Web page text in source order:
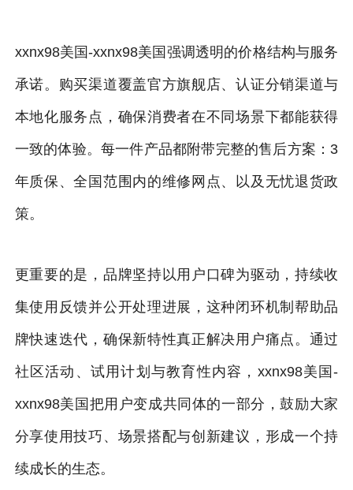
xxnx98美国-xxnx98美国强调透明的价格结构与服务
承诺。购买渠道覆盖官方旗舰店、认证分销渠道与
本地化服务点，确保消费者在不同场景下都能获得
一致的体验。每一件产品都附带完整的售后方案：3
年质保、全国范围内的维修网点、以及无忧退货政
策。
更重要的是，品牌坚持以用户口碑为驱动，持续收
集使用反馈并公开处理进展，这种闭环机制帮助品
牌快速迭代，确保新特性真正解决用户痛点。通过
社区活动、试用计划与教育性内容，xxnx98美国-
xxnx98美国把用户变成共同体的一部分，鼓励大家
分享使用技巧、场景搭配与创新建议，形成一个持
续成长的生态。